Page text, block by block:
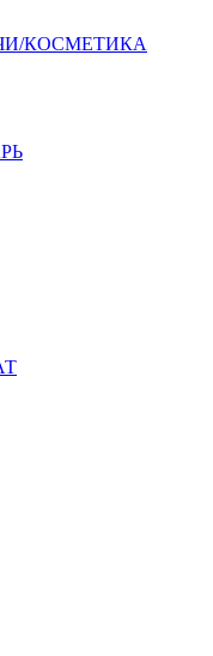
КОСМЕТИКА